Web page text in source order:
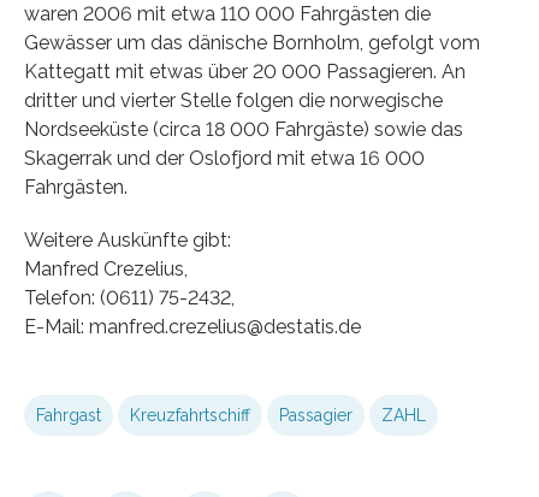
waren 2006 mit etwa 110 000 Fahrgästen die
Gewässer um das dänische Bornholm, gefolgt vom
Kattegatt mit etwas über 20 000 Passagieren. An
dritter und vierter Stelle folgen die norwegische
Nordseeküste (circa 18 000 Fahrgäste) sowie das
Skagerrak und der Oslofjord mit etwa 16 000
Fahrgästen.
Weitere Auskünfte gibt:
Manfred Crezelius,
Telefon: (0611) 75-2432,
E-Mail: manfred.crezelius@destatis.de
Fahrgast Kreuzfahrtschiff Passagier ZAHL